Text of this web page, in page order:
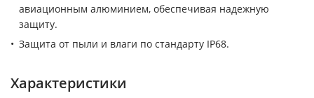
авиационным алюминием, обеспечивая надежную
защиту.
Защита от пыли и влаги по стандарту IP68.
Характеристики